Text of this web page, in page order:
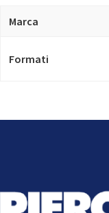
Marca
Formati